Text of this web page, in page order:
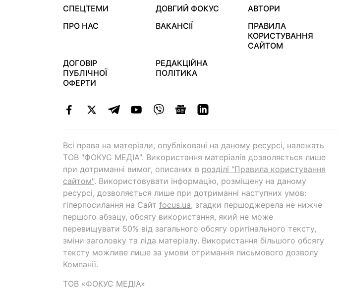
СПЕЦТЕМИ
ДОВГИЙ ФОКУС
АВТОРИ
ПРО НАС
ВАКАНСІЇ
ПРАВИЛА
КОРИСТУВАННЯ
САЙТОМ
ДОГОВІР
ПУБЛІЧНОЇ
ОФЕРТИ
РЕДАКЦІЙНА
ПОЛІТИКА
Всі права на матеріали, опубліковані на даному ресурсі, належать
ТОВ "ФОКУС МЕДІА". Використання матеріалів дозволяється лише
при дотриманні вимог, описаних в розділі "Правила користування
сайтом". Використовувати інформацію, розміщену на даному
ресурсі, дозволяється лише при дотриманні наступних умов:
гіперпосилання на Cайт focus.ua, згадки першоджерела не нижче
першого абзацу, обсягу використання, який не може
перевищувати 50% від загального обсягу оригінального тексту,
зміни заголовку та ліда матеріалу. Використання більшого обсягу
тексту можливе лише за умови отримання письмового дозволу
Компанії.
ТОВ «ФОКУС МЕДІА»